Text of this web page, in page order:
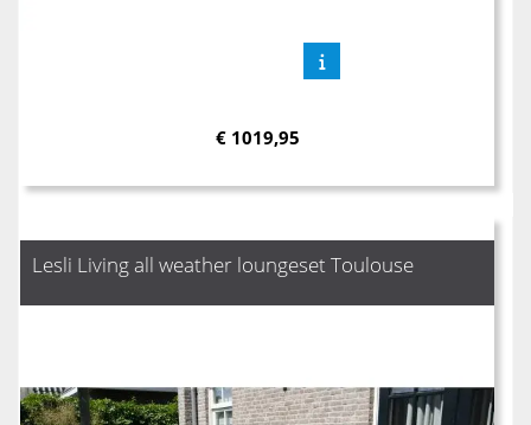
€ 1019,95
Lesli Living all weather loungeset Toulouse